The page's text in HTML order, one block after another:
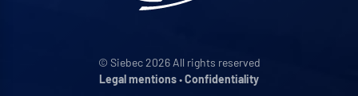
© Siebec 2026 All rights reserved
Legal mentions•Confidentiality